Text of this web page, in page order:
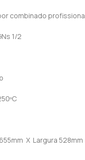
combinado
1/2
X Largura